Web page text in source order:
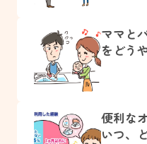
ママと
をどう
便利な
いつ、